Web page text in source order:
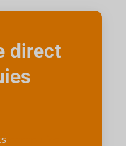
direct